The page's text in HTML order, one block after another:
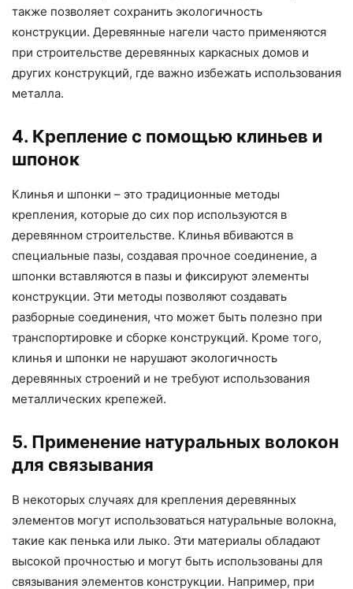
также позволяет сохранить экологичность
конструкции. Деревянные нагели часто применяются
при строительстве деревянных каркасных домов и
других конструкций, где важно избежать использования
металла.
4. Крепление с помощью клиньев и
шпонок
Клинья и шпонки – это традиционные методы
крепления, которые до сих пор используются в
деревянном строительстве. Клинья вбиваются в
специальные пазы, создавая прочное соединение, а
шпонки вставляются в пазы и фиксируют элементы
конструкции. Эти методы позволяют создавать
разборные соединения, что может быть полезно при
транспортировке и сборке конструкций. Кроме того,
клинья и шпонки не нарушают экологичность
деревянных строений и не требуют использования
металлических крепежей.
5. Применение натуральных волокон
для связывания
В некоторых случаях для крепления деревянных
элементов могут использоваться натуральные волокна,
такие как пенька или лыко. Эти материалы обладают
высокой прочностью и могут быть использованы для
связывания элементов конструкции. Например, при